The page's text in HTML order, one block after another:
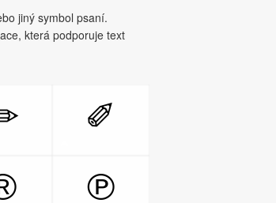
jiný symbol psaní.
která podporuje text
✐
℗